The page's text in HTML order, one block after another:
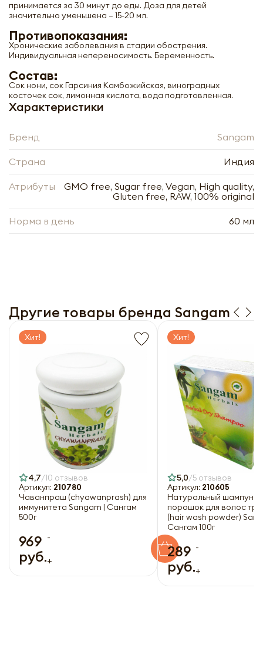
принимается за 30 минут до еды. Доза для детей
значительно уменьшена – 15-20 мл.
Противопоказания:
Хронические заболевания в стадии обострения.
Индивидуальная непереносимость. Беременность.
Состав:
Сок нони, сок Гарсиния Камбожийская, виноградных
косточек сок, лимонная кислота, вода подготовленная.
Характеристики
Бренд Sangam
Страна Индия
Атрибуты
GMO free, Sugar free, Vegan, High quality,
Gluten free, RAW, 100% original
Норма в день 60 мл
Другие товары бренда Sangam
Хит!
4,7 10 отзывов
Артикул: 210780
Чаванпраш (chyawanprash) для
иммунитета Sangam | Сангам
500г
969
руб.
-
+
Хит!
5,0 5 отзывов
Артикул: 210605
Натуральный шампунь-
порошок для волос
(hair wash powder)
Сангам 100г
289
руб.
-
+
Нажимая кнопку «Отправить», я даю своё согласие
500мл
на обработку моих персональных данных, в
соответствии с Федеральным законом от
Оформить